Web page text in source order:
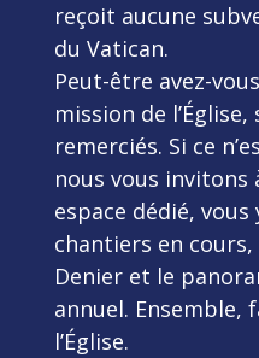
reçoit aucune
du Vatican.
Peut-être avez-
mission de
remerciés. Si ce
nous vous
espace dédié,
chantiers en
Denier et le
annuel. Ensemble,
l’Église.